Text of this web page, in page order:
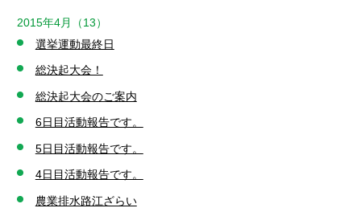
2015年4月（13）
選挙運動最終日
総決起大会！
総決起大会のご案内
6日目活動報告です。
5日目活動報告です。
4日目活動報告です。
農業排水路江ざらい